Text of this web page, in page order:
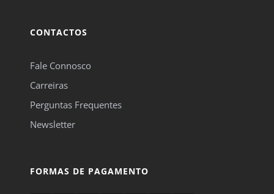
CONTACTOS
Fale Connosco
Carreiras
Perguntas Frequentes
Newsletter
FORMAS DE PAGAMENTO